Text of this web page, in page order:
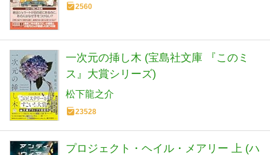
2560
一次元の挿し木 (宝島社文庫 『このミ
ス』大賞シリーズ)
松下龍之介
23528
プロジェクト・ヘイル・メアリー 上 (ハ